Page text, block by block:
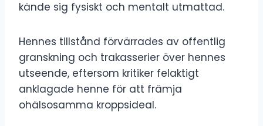
kände sig fysiskt och mentalt utmattad.
Hennes tillstånd förvärrades av offentlig
granskning och trakasserier över hennes
utseende, eftersom kritiker felaktigt
anklagade henne för att främja
ohälsosamma kroppsideal.